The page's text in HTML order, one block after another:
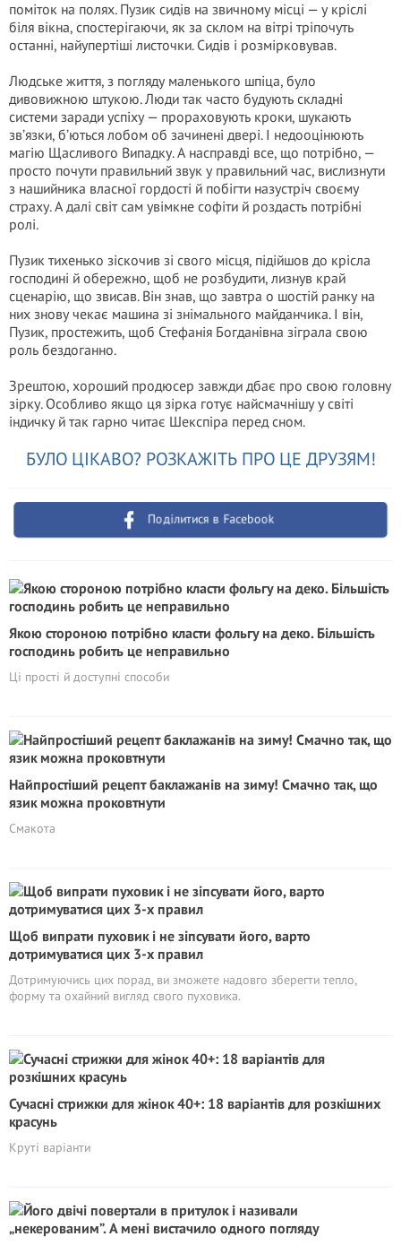
поміток на полях. Пузик сидів на звичному місці — у кріслі
біля вікна, спостерігаючи, як за склом на вітрі тріпочуть
останні, найупертіші листочки. Сидів і розмірковував.
Людське життя, з погляду маленького шпіца, було
дивовижною штукою. Люди так часто будують складні
системи заради успіху — прораховують кроки, шукають
зв’язки, б’ються лобом об зачинені двері. І недооцінюють
магію Щасливого Випадку. А насправді все, що потрібно, —
просто почути правильний звук у правильний час, вислизнути
з нашийника власної гордості й побігти назустріч своєму
страху. А далі світ сам увімкне софіти й роздасть потрібні
ролі.
Пузик тихенько зіскочив зі свого місця, підійшов до крісла
господині й обережно, щоб не розбудити, лизнув край
сценарію, що звисав. Він знав, що завтра о шостій ранку на
них знову чекає машина зі знімального майданчика. І він,
Пузик, простежить, щоб Стефанія Богданівна зіграла свою
роль бездоганно.
Зрештою, хороший продюсер завжди дбає про свою головну
зірку. Особливо якщо ця зірка готує найсмачнішу у світі
індичку й так гарно читає Шекспіра перед сном.
БУЛО ЦІКАВО? РОЗКАЖІТЬ ПРО ЦЕ ДРУЗЯМ!
Поділитися в Facebook
Якою стороною потрібно класти фольгу на деко. Більшість
господинь робить це неправильно
Ці прості й доступні способи
Найпростіший рецепт баклажанів на зиму! Смачно так, що
язик можна проковтнути
Смакота
Щоб випрати пуховик і не зіпсувати його, варто
дотримуватися цих 3-х правил
Дотримуючись цих порад, ви зможете надовго зберегти тепло,
форму та охайний вигляд свого пуховика.
Сучасні стрижки для жінок 40+: 18 варіантів для розкішних
красунь
Круті варіанти